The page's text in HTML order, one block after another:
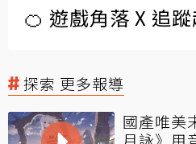
🍊 遊戲角落 X 追
探索 更多報導
國產唯美
月詠》用